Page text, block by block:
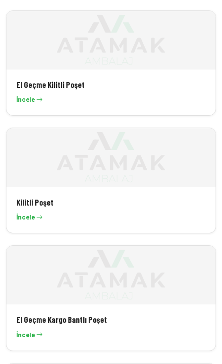
El Geçme Kilitli Poşet
İncele
Kilitli Poşet
İncele
El Geçme Kargo Bantlı Poşet
İncele